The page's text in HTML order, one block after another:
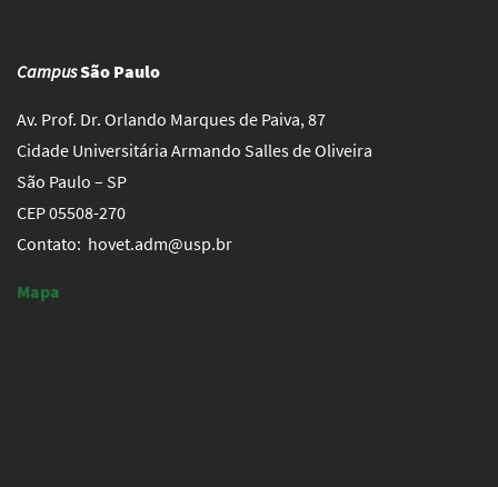
CampusSão Paulo
Av. Prof. Dr. Orlando Marques de Paiva, 87
Cidade Universitária Armando Salles de Oliveira
São Paulo – SP
CEP 05508-270
Contato: hovet.adm@usp.br
Mapa